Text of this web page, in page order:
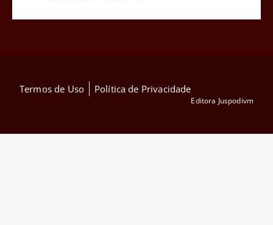
Termos de Uso Política de Privacidade
Editora Juspodivm